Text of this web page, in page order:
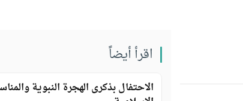
اقرأ أيضاً
الاحتفال بذكرى الهجرة النبوية